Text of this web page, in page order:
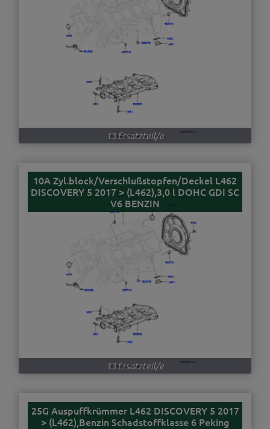
13 Ersatzteil/e
10A Zyl.block/Verschlußstopfen/Deckel L462
DISCOVERY 5 2017 > (L462),3,0 l DOHC GDI SC
V6 BENZIN
13 Ersatzteil/e
25G Auspuffkrümmer L462 DISCOVERY 5 2017
> (L462),Benzin Schadstoffklasse 6 Peking